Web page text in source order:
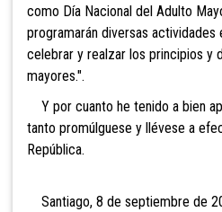
como Día Nacional del Adulto
programarán diversas actividades
celebrar y realzar los principios y
mayores.".
Y por cuanto he tenido a bien
tanto promúlguese y llévese a
República.
Santiago, 8 de septiembre de